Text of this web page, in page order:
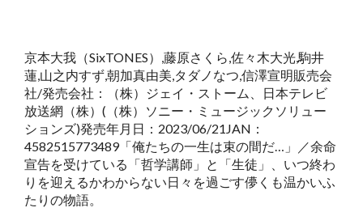
京本大我（SixTONES）,藤原さくら,佐々木大光,駒井
蓮,山之内すず,朝加真由美,タダノなつ,信澤宣明販売会
社/発売会社：（株）ジェイ・ストーム、日本テレビ
放送網（株）(（株）ソニー・ミュージックソリュー
ションズ)発売年月日：2023/06/21JAN：
4582515773489「俺たちの一生は束の間だ…」／余命
宣告を受けている「哲学講師」と「生徒」、いつ終わ
りを迎えるかわからない日々を過ごす儚くも温かいふ
たりの物語。